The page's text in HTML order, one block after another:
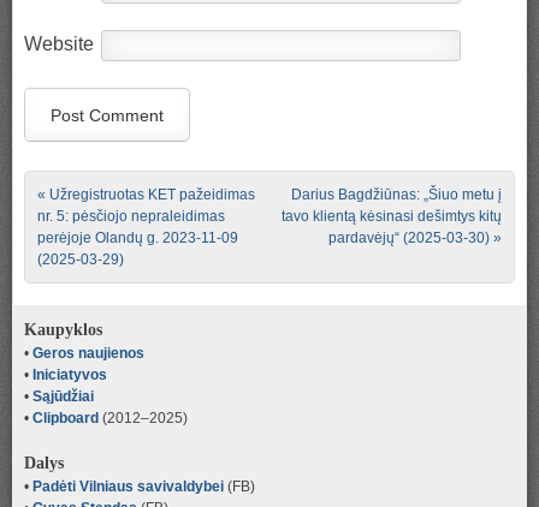
Website
Post navigation
« Užregistruotas KET pažeidimas
nr. 5: pėsčiojo nepraleidimas
perėjoje Olandų g. 2023-11-09
(2025-03-29)
Darius Bagdžiūnas: „Šiuo metu į
tavo klientą kėsinasi dešimtys kitų
pardavėjų“ (2025-03-30) »
Kaupyklos
• Geros naujienos
• Iniciatyvos
• Sąjūdžiai
• Clipboard (2012–2025)
Dalys
• Padėti Vilniaus savivaldybei (FB)